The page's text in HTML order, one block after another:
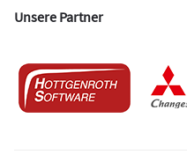
Unsere Partner